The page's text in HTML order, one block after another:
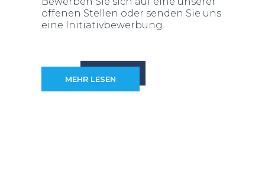
offenen Stellen oder senden Sie uns
eine Initiativbewerbung.
MEHR LESEN